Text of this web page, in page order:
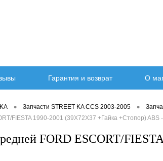
Гарантия и возврат О
• Запчасти STREET KA CCS 2003-2005 •
FIESTA 1990-2001 (39X72X37 +Гайка +Стопор) ABS
FORD ESCORT/